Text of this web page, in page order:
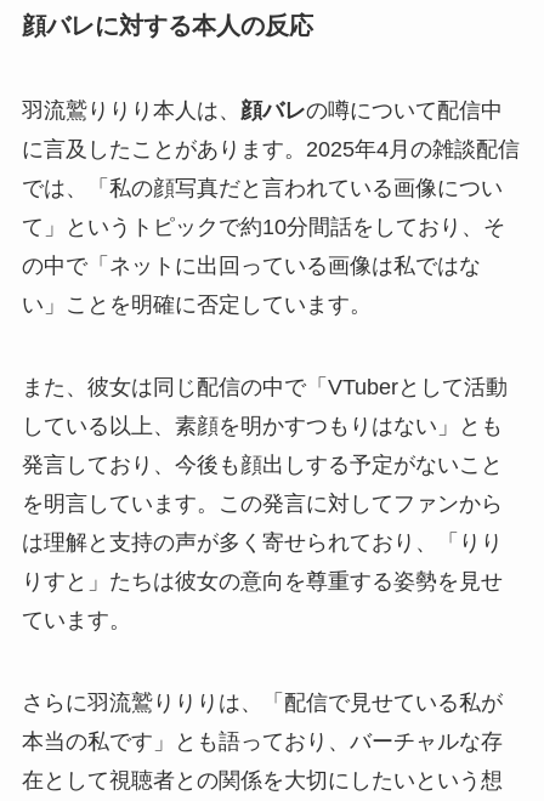
顔バレに対する本人の反応
羽流鷲りりり本人は、 顔バレの噂について配信中
に言及したことがあります。2025年4月の雑談配信
では、「私の顔写真だと言われている画像につい
て」というトピックで約10分間話をしており、そ
の中で「ネットに出回っている画像は私ではな
い」ことを明確に否定しています。
また、彼女は同じ配信の中で「VTuberとして活動
している以上、素顔を明かすつもりはない」とも
発言しており、今後も顔出しする予定がないこと
を明言しています。この発言に対してファンから
は理解と支持の声が多く寄せられており、「りり
りすと」たちは彼女の意向を尊重する姿勢を見せ
ています。
さらに羽流鷲りりりは、「配信で見せている私が
本当の私です」とも語っており、バーチャルな存
在として視聴者との関係を大切にしたいという想